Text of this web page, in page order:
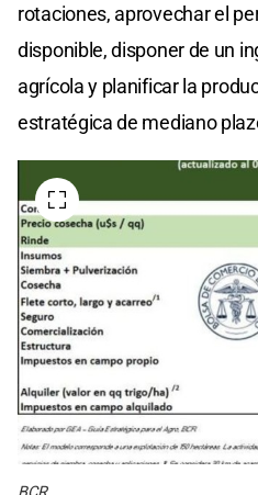
rotaciones, aprovechar el
disponible, disponer de un
agrícola y planificar la
estratégica de mediano